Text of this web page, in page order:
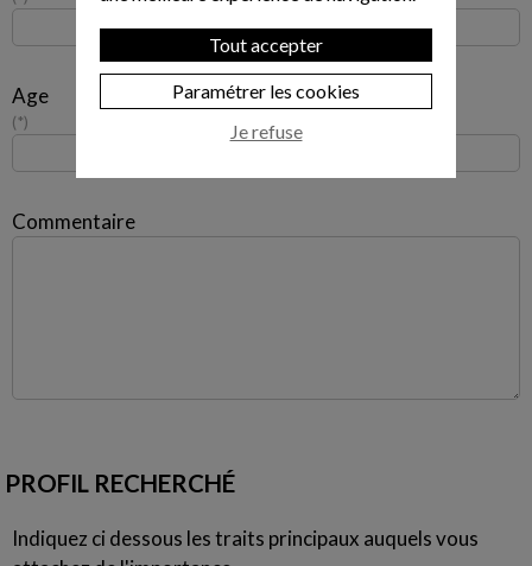
Age
*
Commentaire
PROFIL RECHERCHÉ
Indiquez ci dessous les traits principaux auquels vous
Tout accepter
Paramétrer les cookies
Je refuse